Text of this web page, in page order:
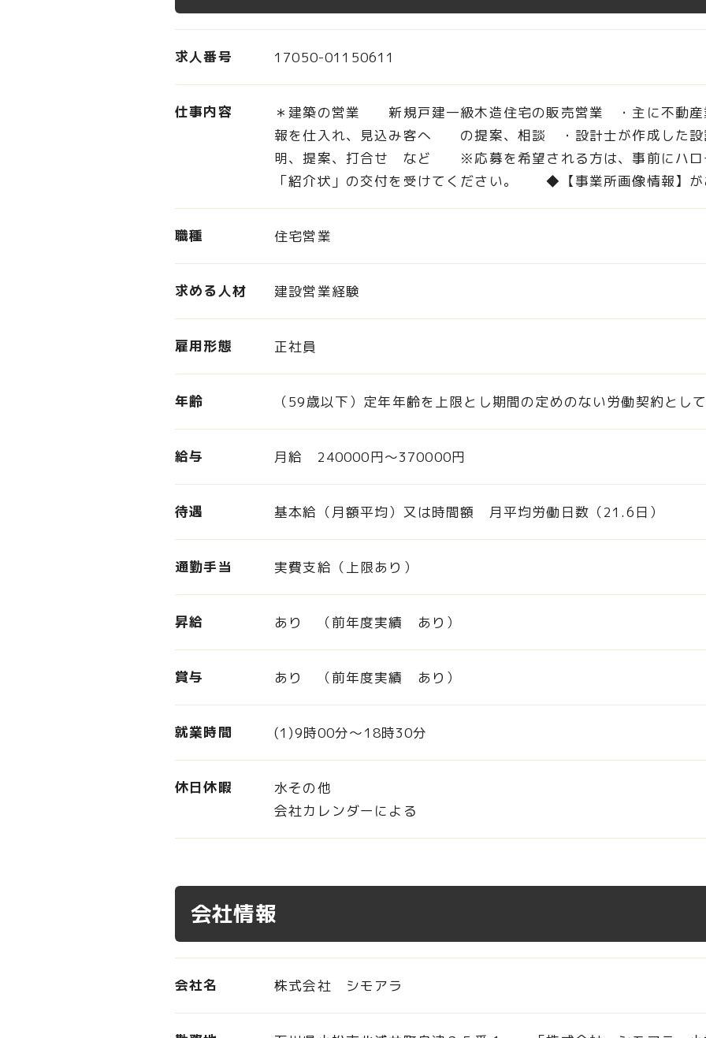
求人番号 17050-01150611
仕事内容
＊建築の営業 新規戸建一級木造住宅の販売営業 ・主に不動産
報を仕入れ、見込み客へ の提案、相談 ・設計士が作成した設
明、提案、打合せ など ※応募を希望される方は、事前にハロ
「紹介状」の交付を受けてください。 ◆【事業所画像情報】
職種 住宅営業
求める人材 建設営業経験
雇用形態 正社員
年齢 （59歳以下）定年年齢を上限とし期間の定めのない労働契約とし
給与 月給 240000円〜370000円
待遇 基本給（月額平均）又は時間額 月平均労働日数（21.6日）
通勤手当 実費支給（上限あり）
昇給 あり （前年度実績 あり）
賞与 あり （前年度実績 あり）
就業時間 (1)9時00分～18時30分
休日休暇
水その他
会社カレンダーによる
会社情報
会社名 株式会社 シモアラ